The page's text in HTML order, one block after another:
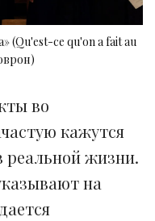
(Qu'est-ce qu'on a fait au
во
кажутся
реальной жизни.
на